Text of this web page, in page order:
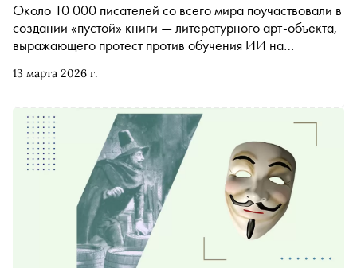
13 марта 2026 г.
Около 10 000 писателей со всего мира поучаствовали в
создании «пустой» книги — литературного арт-объекта,
выражающего протест против обучения ИИ на
книге нет текста — только имена писателей. Наш автор
других видах искусства, рассуждает о нюансах
авторского права и предсказывает, что ждёт литературу
в будущем